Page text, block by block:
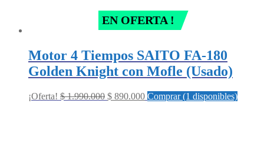
EN OFERTA !
Motor 4 Tiempos SAITO FA-180
Golden Knight con Mofle (Usado)
¡Oferta! $1.990.000 Original
$ 890.000Current
Comprar (1 disponibles)